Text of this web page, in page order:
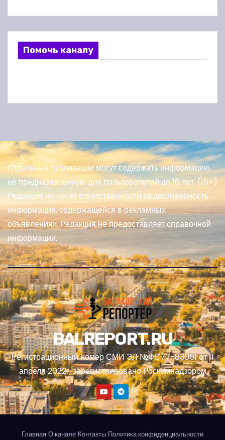
Помочь каналу
Отдельные публикации могут содержать информацию,
не предназначенную для пользователей до 16 лет. (16+)
Редакция не несет ответственности за достоверность
информации, содержащейся в рекламных
объявлениях. Редакция не предоставляет справочной
информации.
BALREPORT.RU
Регистрационный номер СМИ ЭЛ №ФС77-83051 от 11
апреля 2022г, зарегистрировано Роскомнадзором
Главная О канале Контакты Политика конфиденциальности